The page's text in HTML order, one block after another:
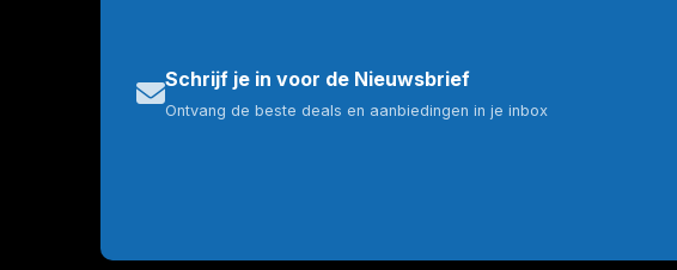
Schrijf je in voor de Nieuwsbrief
Ontvang de beste deals en aanbiedingen in je inbox